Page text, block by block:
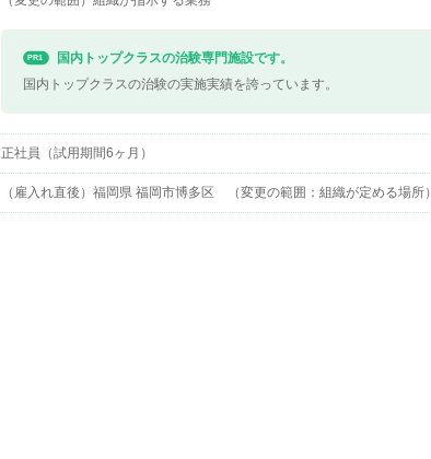
PR1
国内トップクラスの治験専門施設です。
国内トップクラスの治験の実施実績を誇っています。
正社員（試用期間6ヶ月）
（雇入れ直後）福岡県 福岡市博多区 （変更の範囲：組織が定める場所）